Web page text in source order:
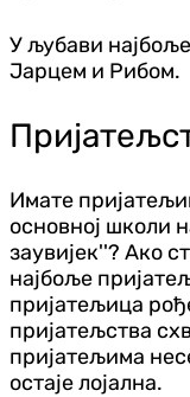
У љубави
Јарцем и Рибом.
Имате
основној школи
заувијек''? Ако
најбоље
пријатељица
пријатељства
пријатељима
остаје лојална.